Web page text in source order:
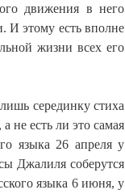
движения в него
И этому есть вполне
жизни всех его
серединку стиха
не есть ли это самая
языка 26 апреля у
Джалиля соберутся
языка 6 июня, у